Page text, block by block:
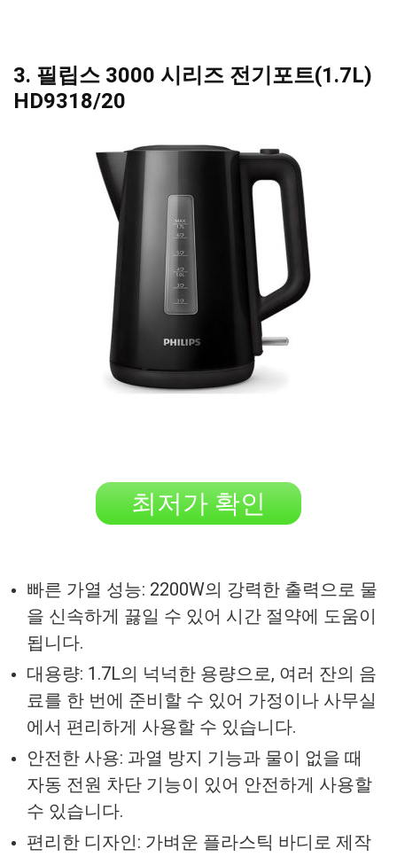
3. 필립스 3000 시리즈 전기포트(1.7L)
HD9318/20
최저가 확인
빠른 가열 성능: 2200W의 강력한 출력으로 물
을 신속하게 끓일 수 있어 시간 절약에 도움이
됩니다.
대용량: 1.7L의 넉넉한 용량으로, 여러 잔의 음
료를 한 번에 준비할 수 있어 가정이나 사무실
에서 편리하게 사용할 수 있습니다.
안전한 사용: 과열 방지 기능과 물이 없을 때
자동 전원 차단 기능이 있어 안전하게 사용할
수 있습니다.
편리한 디자인: 가벼운 플라스틱 바디로 제작